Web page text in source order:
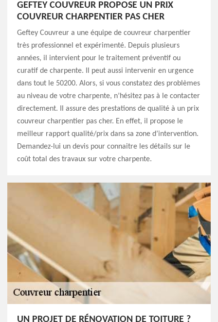
GEFTEY COUVREUR PROPOSE UN PRIX
COUVREUR CHARPENTIER PAS CHER
Geftey Couvreur a une équipe de couvreur charpentier
très professionnel et expérimenté. Depuis plusieurs
années, il intervient pour le traitement préventif ou
curatif de charpente. Il peut aussi intervenir en urgence
dans tout le 50200. Alors, si vous constatez des problèmes
au niveau de votre charpente, n’hésitez pas à le contacter
directement. Il assure des prestations de qualité à un prix
couvreur charpentier pas cher. En effet, il propose le
meilleur rapport qualité/prix dans sa zone d’intervention.
Demandez-lui un devis pour connaitre les détails sur le
coût total des travaux sur votre charpente.
UN PROJET DE RÉNOVATION DE TOITURE ?